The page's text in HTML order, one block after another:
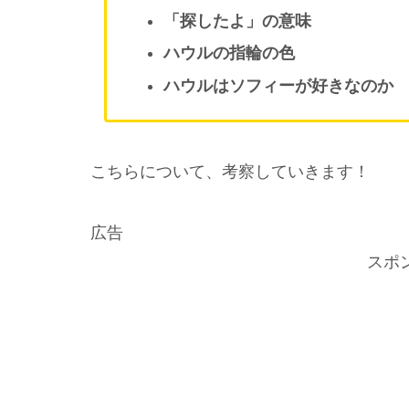
「探したよ」の意味
ハウルの指輪の色
ハウルはソフィーが好きなのか
こちらについて、 考察していきます！
広告
スポ